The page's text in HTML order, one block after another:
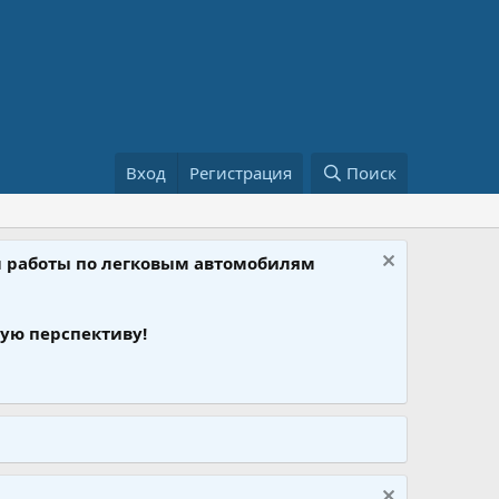
Вход Регистрация Поиск
работы по легковым автомобилям
перспективу!